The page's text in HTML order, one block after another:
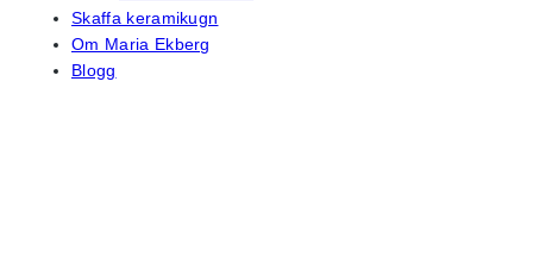
Skaffa keramikugn
Om Maria Ekberg
Blogg